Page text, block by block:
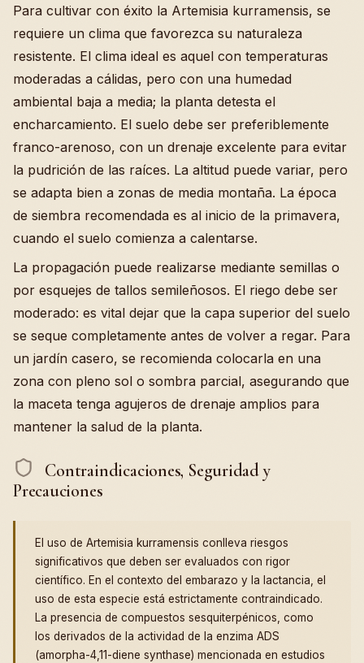
Para cultivar con éxito la Artemisia kurramensis, se
requiere un clima que favorezca su naturaleza
resistente. El clima ideal es aquel con temperaturas
moderadas a cálidas, pero con una humedad
ambiental baja a media; la planta detesta el
encharcamiento. El suelo debe ser preferiblemente
franco-arenoso, con un drenaje excelente para evitar
la pudrición de las raíces. La altitud puede variar, pero
se adapta bien a zonas de media montaña. La época
de siembra recomendada es al inicio de la primavera,
cuando el suelo comienza a calentarse.
La propagación puede realizarse mediante semillas o
por esquejes de tallos semileñosos. El riego debe ser
moderado: es vital dejar que la capa superior del suelo
se seque completamente antes de volver a regar. Para
un jardín casero, se recomienda colocarla en una
zona con pleno sol o sombra parcial, asegurando que
la maceta tenga agujeros de drenaje amplios para
mantener la salud de la planta.
Contraindicaciones, Seguridad y
Precauciones
El uso de Artemisia kurramensis conlleva riesgos
significativos que deben ser evaluados con rigor
científico. En el contexto del embarazo y la lactancia, el
uso de esta especie está estrictamente contraindicado.
La presencia de compuestos sesquiterpénicos, como
los derivados de la actividad de la enzima ADS
(amorpha-4,11-diene synthase) mencionada en estudios